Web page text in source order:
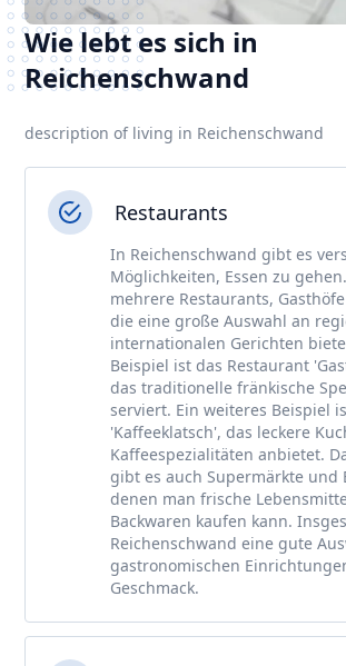
Wie lebt es sich in
Reichenschwand
description of living in Reichenschwand
Restaurants
In Reichenschwand gibt es
Möglichkeiten, Essen zu
mehrere Restaurants,
die eine große Auswahl an
internationalen Gerichten
Beispiel ist das Restaurant
das traditionelle fränkische
serviert. Ein weiteres Beispiel
'Kaffeeklatsch', das leckere
Kaffeespezialitäten anbietet.
gibt es auch Supermärkte und
denen man frische
Backwaren kaufen kann.
Reichenschwand eine gute
gastronomischen
Geschmack.